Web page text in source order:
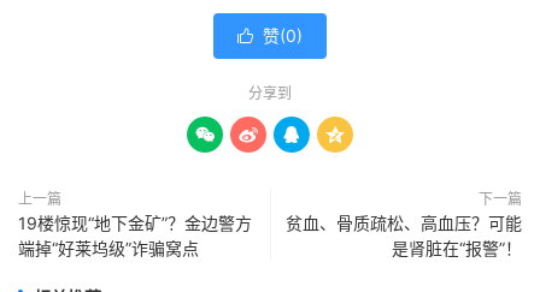
 赞(0)
分享到
   
上一篇
19楼惊现“地下金矿”？金边警方
端掉“好莱坞级”诈骗窝点
下一篇
贫血、骨质疏松、高血压？可能
是肾脏在“报警”！